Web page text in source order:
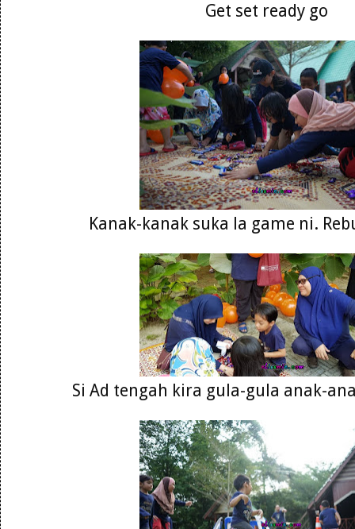
Get set ready go
Kanak-kanak suka la game ni.
Si Ad tengah kira gula-gula anak-